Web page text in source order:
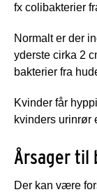
fx colibakterier
Normalt er der
yderste cirka 2
bakterier fra
Kvinder får
kvinders urinrør
Årsager
Der kan være